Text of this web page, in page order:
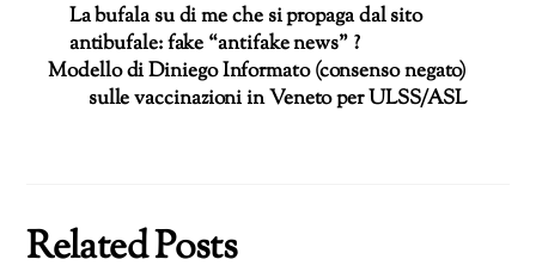
La bufala su di me che si propaga dal sito
antibufale: fake “antifake news” ?
Modello di Diniego Informato (consenso negato)
sulle vaccinazioni in Veneto per ULSS/ASL
Related Posts